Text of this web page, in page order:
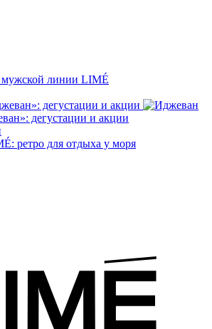
мужской линии LIMÉ
дегустации и акции